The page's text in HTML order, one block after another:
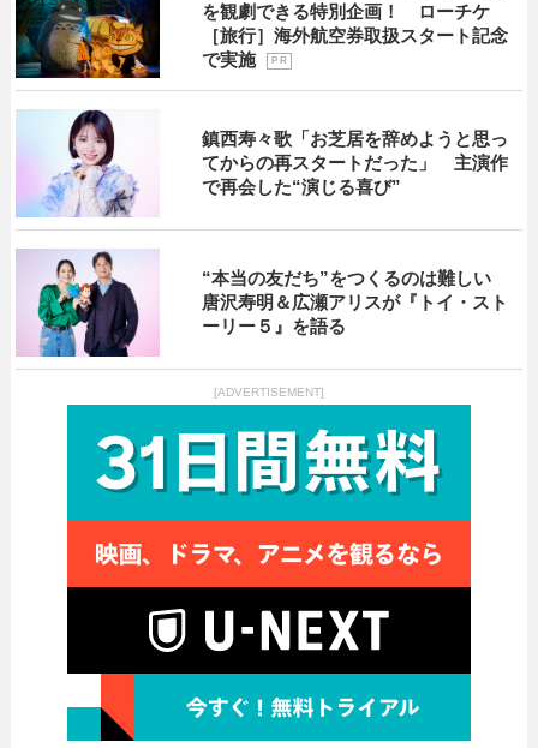
を観劇できる特別企画！ ローチケ
［旅行］海外航空券取扱スタート記念
で実施
P R
鎮西寿々歌「お芝居を辞めようと思っ
てからの再スタートだった」 主演作
で再会した“演じる喜び”
“本当の友だち”をつくるのは難しい
唐沢寿明＆広瀬アリスが『トイ・スト
ーリー５』を語る
[ADVERTISEMENT]